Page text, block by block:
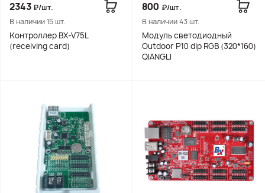
2343 ₽/шт.
В наличии 15 шт.
Контроллер BX-V75L
(receiving card)
800 ₽/шт.
В наличии 43 шт.
Модуль светодиодный
Outdoor Р10 dip RGB (320*160)
QIANGLI